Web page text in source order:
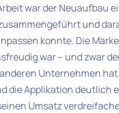
war der Neuaufbau
und
konnte. Die
war – und zwar
Unternehmen
die Applikation deutlich
Umsatz